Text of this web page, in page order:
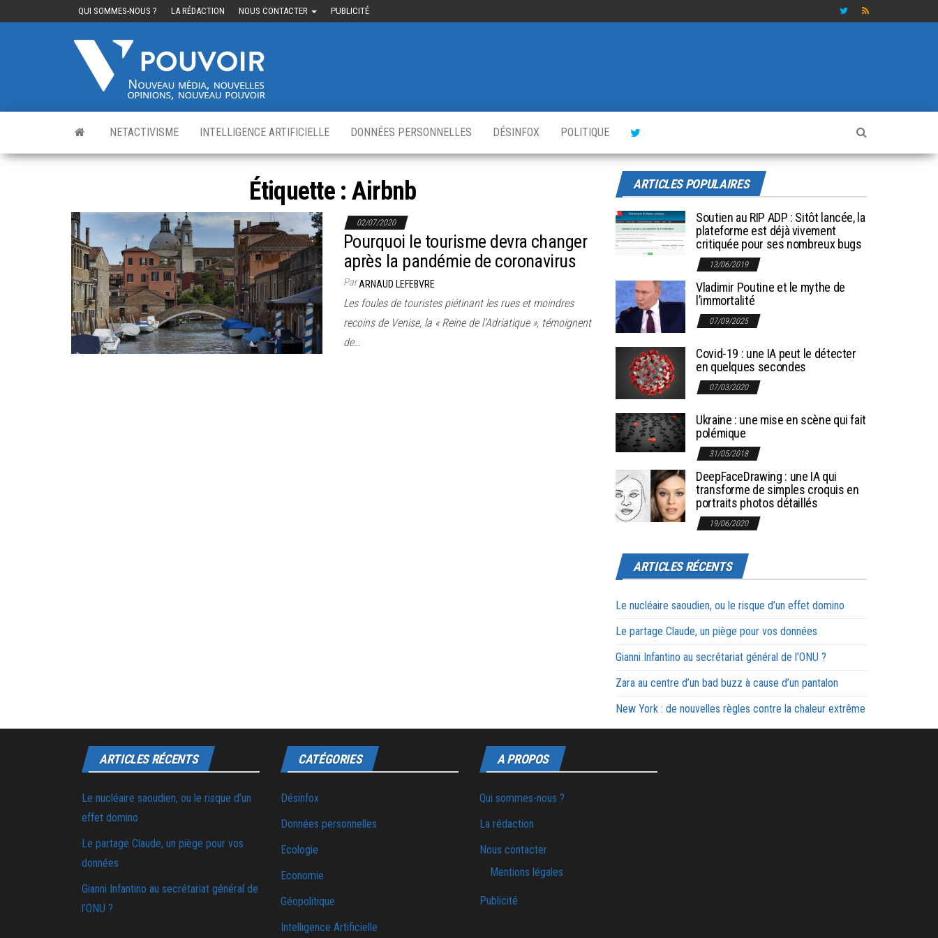
QUI SOMMES-NOUS ? LA RÉDACTION NOUS CONTACTER PUBLICITÉ
nouveau
NETACTIVISME INTELLIGENCE ARTIFICIELLE DONNÉES PERSONNELLES DÉSINFOX POLITIQUE
Étiquette : Airbnb
02/07/2020
Pourquoi le tourisme devra changer
après la pandémie de coronavirus
ParARNAUD LEFEBVRE
Les foules de touristes piétinant les rues et moindres
recoins de Venise, la « Reine de l’Adriatique », témoignent
de…
ARTICLES POPULAIRES
Soutien au RIP ADP : Sitôt lancée, la
plateforme est déjà vivement
critiquée pour ses nombreux bugs
13/06/2019
Vladimir Poutine et le mythe de
l’immortalité
07/09/2025
Covid-19 : une IA peut le détecter
en quelques secondes
07/03/2020
Ukraine : une mise en scène qui fait
polémique
31/05/2018
DeepFaceDrawing : une IA qui
transforme de simples croquis en
portraits photos détaillés
19/06/2020
ARTICLES RÉCENTS
Le nucléaire saoudien, ou le risque d’un effet domino
Le partage Claude, un piège pour vos données
Gianni Infantino au secrétariat général de l’ONU ?
Zara au centre d’un bad buzz à cause d’un pantalon
New York : de nouvelles règles contre la chaleur extrême
ARTICLES RÉCENTS
Le nucléaire saoudien, ou le risque d’un
effet domino
Le partage Claude, un piège pour vos
données
Gianni Infantino au secrétariat général de
l’ONU ?
CATÉGORIES
Désinfox
Données personnelles
Ecologie
Economie
Géopolitique
Intelligence Artificielle
A PROPOS
Qui sommes-nous ?
La rédaction
Nous contacter
Mentions légales
Publicité